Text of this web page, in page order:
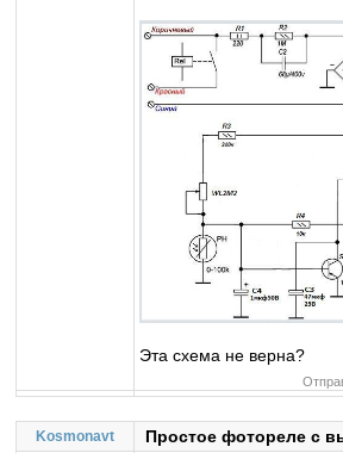
Эта схема не верна?
Kosmonavt Простое фотореле с